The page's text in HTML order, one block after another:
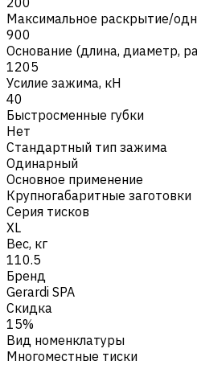
Максимальное раскрытие/
900
Основание (длина, диаметр,
1205
Усилие зажима, кН
40
Быстросменные губки
Нет
Стандартный тип зажима
Одинарный
Основное применение
Крупногабаритные заготовки
Серия тисков
XL
Вес, кг
110.5
Бренд
Gerardi SPA
Скидка
15%
Вид номенклатуры
Многоместные тиски